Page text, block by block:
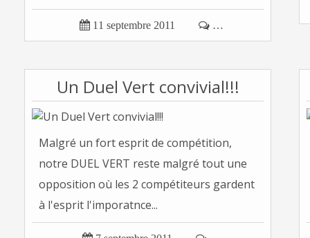
 11 septembre 2011  …
Un Duel Vert convivial!!!
Malgré un fort esprit de compétition,
notre DUEL VERT reste malgré tout une
opposition où les 2 compétiteurs gardent
à l'esprit l'imporatnce...